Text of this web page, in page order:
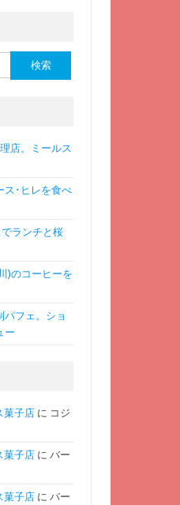
店。ミールス
ス･ヒレを食べ
でランチと桜
)のコーヒーを
パフェ。ショ
ー
菓子店に コジ
菓子店に バー
菓子店に バー